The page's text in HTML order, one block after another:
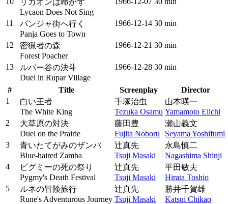
リカオンは啼かず
Lycaon Does Not Sing
11
パンジャ街へ行く
Panja Goes to Town
1966‑12‑14 30 min
12
密猟者の森
Forest Poacher
1966‑12‑21 30 min
13
ルバー谷の決斗
Duel in Rupar Village
1966‑12‑28 30 min
# Title Screenplay
Director
1
白い王者
The White King
手塚治虫
Tezuka Osamu
山本暎一
Yamamoto Eiichi
2
大草原の対決
Duel on the Prairie
藤田豊
Fujita Noboru
瀬山義文
Seyama Yoshifumi
3
青いたてがみのザンバ
Blue-haired Zamba
辻真先
Tsuji Masaki
永島慎二
Nagashima Shinji
4
ピグミーの死の祭り
Pygmy's Death Festival
辻真先
Tsuji Masaki
平田敏夫
Hirata Toshio
5
ルネの冒険旅行
Rune's Adventurous Journey
辻真先
Tsuji Masaki
勝井千賀雄
Katsui Chikao